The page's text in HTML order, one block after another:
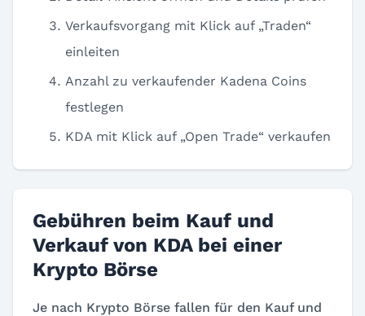
Verkaufsvorgang mit Klick auf „Traden“
einleiten
Anzahl zu verkaufender Kadena Coins
festlegen
KDA mit Klick auf „Open Trade“ verkaufen
Gebühren beim Kauf und
Verkauf von KDA bei einer
Krypto Börse
Je nach Krypto Börse fallen für den Kauf und